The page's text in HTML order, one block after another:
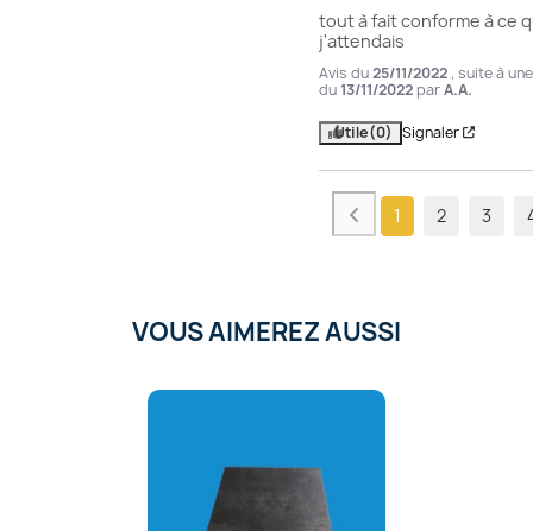
tout à fait conforme à ce
j'attendais
Avis du25/11/2022, suite à
du13/11/2022 parA.A.
Utile(0) Signaler
1 2 3
VOUS AIMEREZ AUSSI